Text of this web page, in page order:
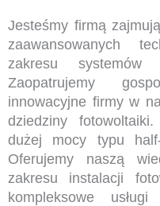
Jesteśmy firmą
zaawansowanych
zakresu systemów
Zaopatrujemy
innowacyjne firmy w
dziedziny
dużej mocy typu
Oferujemy naszą
zakresu instalacji
kompleksowe